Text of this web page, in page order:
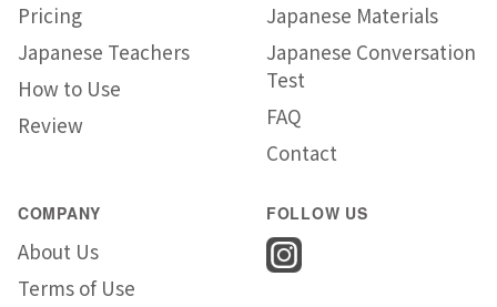
Pricing
Japanese Teachers
How to Use
Review
Japanese Materials
Japanese Conversation
Test
FAQ
Contact
COMPANY
About Us
Terms of Use
FOLLOW US